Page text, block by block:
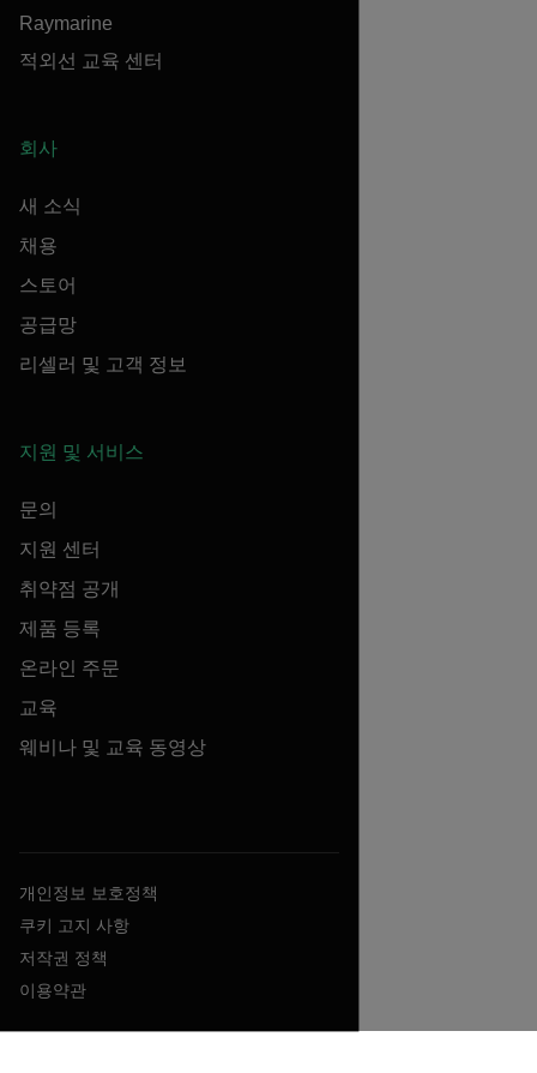
Raymarine
적외선 교육 센터
회사
새 소식
채용
스토어
공급망
리셀러 및 고객 정보
지원 및 서비스
문의
지원 센터
취약점 공개
제품 등록
온라인 주문
교육
웨비나 및 교육 동영상
개인정보 보호정책
쿠키 고지 사항
저작권 정책
이용약관